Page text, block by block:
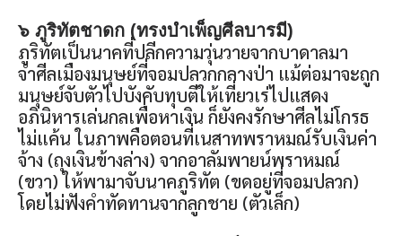
๖ ภูริทัตชาดก (ทรงบำเพ็ญศีลบารมี)
ภูริทัตเป็นนาคที่ปลีกความวุ่นวายจากบาดาลมา
จำศีลเมืองมนุษย์ที่จอมปลวกกลางป่า แม้ต่อมาจะถูก
มนุษย์จับตัวไปบังคับทุบตีให้เที่ยวเร่ไปแสดง
อภินิหารเล่นกลเพื่อหาเงิน ก็ยังคงรักษาศีลไม่โกรธ
ไม่แค้น ในภาพคือตอนที่เนสาทพราหมณ์รับเงินค่า
จ้าง (ถุงเงินข้างล่าง) จากอาลัมพายน์พราหมณ์
(ขวา) ให้พามาจับนาคภูริทัต (ขดอยู่ที่จอมปลวก)
โดยไม่ฟังคำทัดทานจากลูกชาย (ตัวเล็ก)